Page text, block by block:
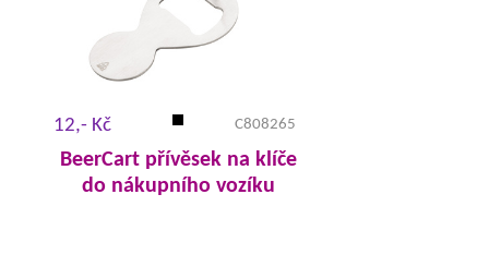
12,- Kč C808265
BeerCart přívěsek na klíče
do nákupního vozíku